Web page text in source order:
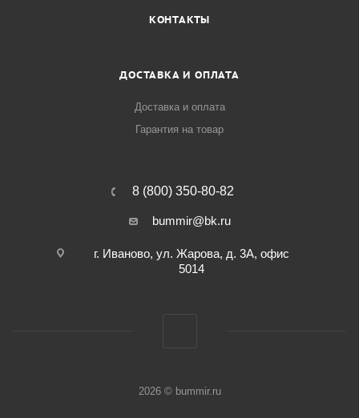
КОНТАКТЫ
ДОСТАВКА И ОПЛАТА
Доставка и оплата
Гарантия на товар
8 (800) 350-80-82
bummir@bk.ru
г. Иваново, ул. Жарова, д. 3А, офис
5014
2026 © bummir.ru